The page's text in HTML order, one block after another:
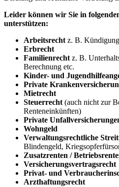
Leider können wir Sie in
unterstützen:
Arbeitsrecht z. B.
Erbrecht
Familienrecht z. B.
Berechnung etc.
Kinder- und
Private
Mietrecht
Steuerrecht (auch nicht zur
Renteneinkünften)
Private
Wohngeld
Verwaltungsrechtliche
Blindengeld,
Zusatzrenten /
Versicherungsvertragsrecht
Privat- und
Arzthaftungsrecht